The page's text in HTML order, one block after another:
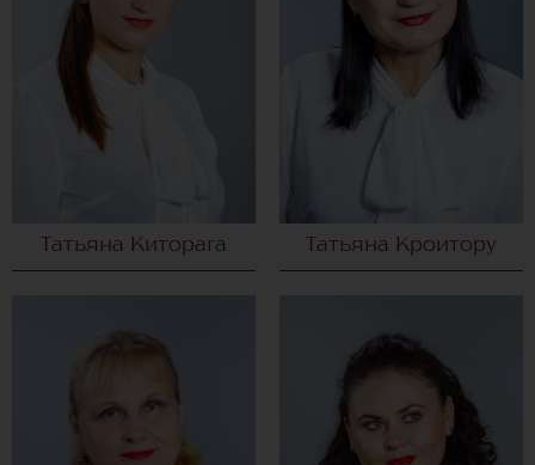
Татьяна Киторага Татьяна Кроитору